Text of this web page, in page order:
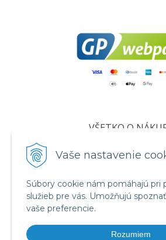
Vaše nastavenie
Súbory cookie nám pomáhajú pri
služieb pre vás. Umožňujú
vaše preferencie.
Rozumiem
VŠETKO O
Certifikáty
Ochrana osobných
Informácie o
Formuláre